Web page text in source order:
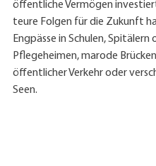
öffentliche Vermögen
teure Folgen für die Zukunft
Engpässe in Schulen, Spitälern
Pflegeheimen, marode
öffentlicher Verkehr oder
Seen.